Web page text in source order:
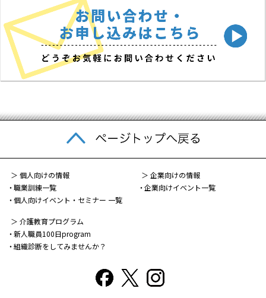
＞ 個人向けの情報
職業訓練一覧
個人向けイベント・セミナー 一覧
＞ 企業向けの情報
企業向けイベント一覧
＞ 介護教育プログラム
新人職員100日program
組織診断をしてみませんか？